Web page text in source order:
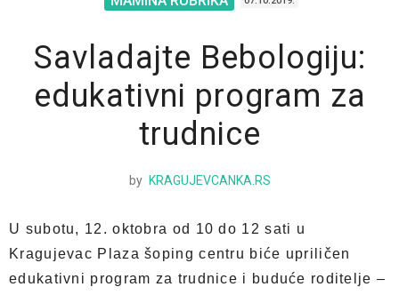
Savladajte Bebologiju:
edukativni program za
trudnice
by KRAGUJEVCANKA.RS
U subotu, 12. oktobra od 10 do 12 sati u
Kragujevac Plaza šoping centru biće upriličen
edukativni program za trudnice i buduće roditelje –